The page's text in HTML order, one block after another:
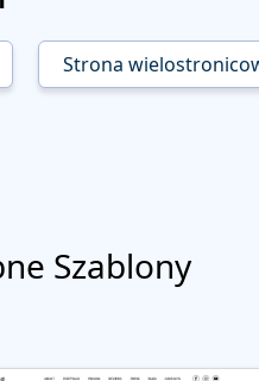
Strona
Szablony